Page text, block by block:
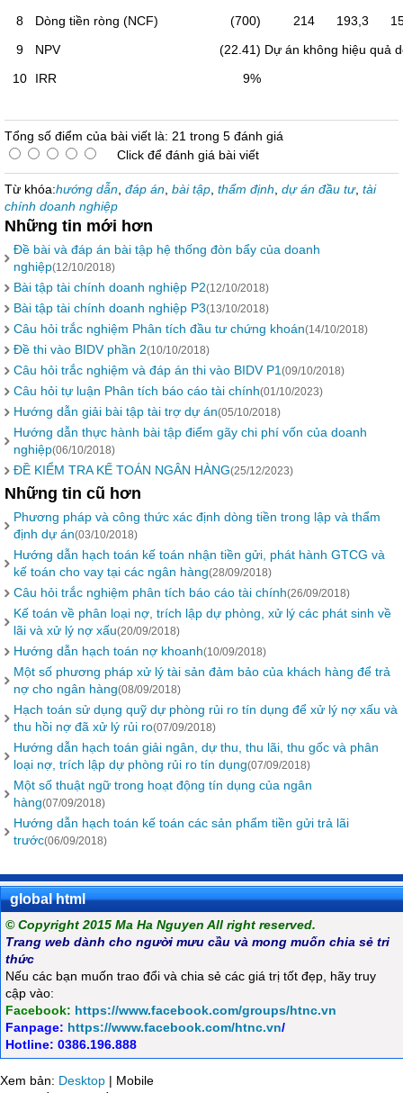
8
Dòng tiền ròng (NCF) (700) 214 193,3
9
NPV (22.41) Dự án không hiệu quả
10
IRR 9%
Tổng số điểm của bài viết là: 21 trong 5 đánh giá
Click để đánh giá bài viết
Từ khóa:hướng dẫn đáp án bài tập thẩm định dự án đầu tư, tài
chính doanh nghiệp
Những tin mới hơn
Đề bài và đáp án bài tập hệ thống đòn bẩy của doanh
nghiệp(12/10/2018)
Bài tập tài chính doanh nghiệp P2(12/10/2018)
Bài tập tài chính doanh nghiệp P3(13/10/2018)
Câu hỏi trắc nghiệm Phân tích đầu tư chứng khoán(14/10/2018)
Đề thi vào BIDV phần 2(10/10/2018)
Câu hỏi trắc nghiệm và đáp án thi vào BIDV P1 (09/10/2018)
Câu hỏi tự luận Phân tích báo cáo tài chính(01/10/2023)
Hướng dẫn giải bài tập tài trợ dự án(05/10/2018)
Hướng dẫn thực hành bài tập điểm gãy chi phí vốn của doanh
nghiệp(06/10/2018)
ĐỀ KIỂM TRA KẾ TOÁN NGÂN HÀNG(25/12/2023)
Những tin cũ hơn
Phương pháp và công thức xác định dòng tiền trong lập và thẩm
định dự án(03/10/2018)
Hướng dẫn hạch toán kế toán nhận tiền gửi, phát hành GTCG và
kế toán cho vay tại các ngân hàng(28/09/2018)
Câu hỏi trắc nghiệm phân tích báo cáo tài chính(26/09/2018)
Kế toán về phân loại nợ, trích lập dự phòng, xử lý các phát sinh về
lãi và xử lý nợ xấu(20/09/2018)
Hướng dẫn hạch toán nợ khoanh(10/09/2018)
Một số phương pháp xử lý tài sản đảm bảo của khách hàng để trả
nợ cho ngân hàng(08/09/2018)
Hạch toán sử dụng quỹ dự phòng rủi ro tín dụng để xử lý nợ xấu và
thu hồi nợ đã xử lý rủi ro(07/09/2018)
Hướng dẫn hạch toán giải ngân, dự thu, thu lãi, thu gốc và phân
loại nợ, trích lập dự phòng rủi ro tín dụng(07/09/2018)
Một số thuật ngữ trong hoạt động tín dụng của ngân
hàng(07/09/2018)
Hướng dẫn hạch toán kế toán các sản phẩm tiền gửi trả lãi
trước(06/09/2018)
global html
© Copyright 2015 Ma Ha Nguyen All right reserved.
Trang web dành cho người mưu cầu và mong muốn chia sẻ tri
thức
Nếu các bạn muốn trao đổi và chia sẻ các giá trị tốt đẹp, hãy truy
cập vào:
Facebook: https://www.facebook.com/groups/htnc.vn
Fanpage: https://www.facebook.com/htnc.vn/
Hotline: 0386.196.888
Xem bản: Desktop | Mobile